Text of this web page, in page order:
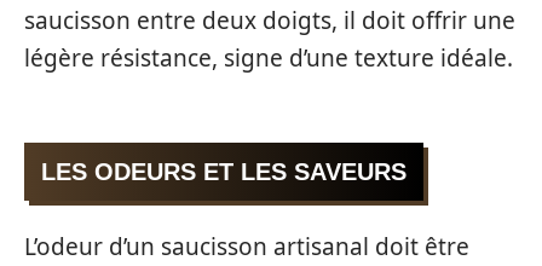
saucisson entre deux doigts, il doit offrir une
légère résistance, signe d’une texture idéale.
LES ODEURS ET LES SAVEURS
L’odeur d’un saucisson artisanal doit être